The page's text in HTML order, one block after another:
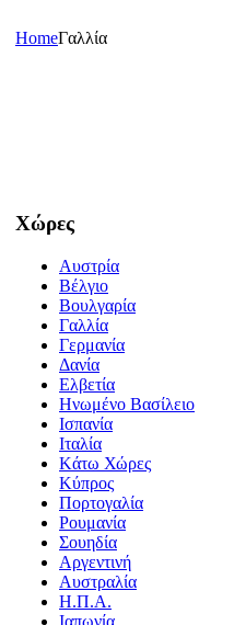
HomeΓαλλία
Χώρες
Aυστρία
Bέλγιο
Boυλγαρία
Γαλλία
Γερμανία
Δανία
Ελβετία
Hνωμένο Βασίλειο
Ισπανία
Ιταλία
Kάτω Χώρες
Kύπρος
Πορτογαλία
Ρουμανία
Σουηδία
Aργεντινή
Aυστραλία
H.Π.Α.
Iαπωνία